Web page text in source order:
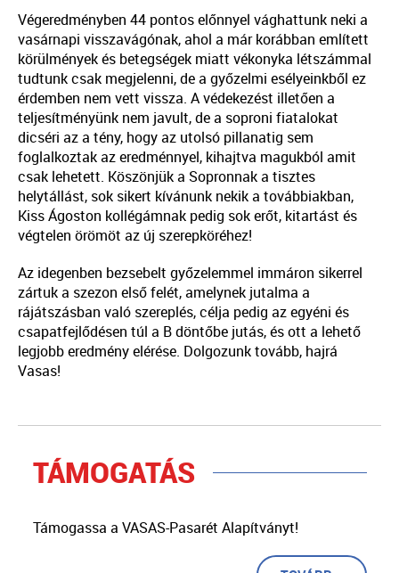
Végeredményben 44 pontos előnnyel vághattunk neki a
vasárnapi visszavágónak, ahol a már korábban említett
körülmények és betegségek miatt vékonyka létszámmal
tudtunk csak megjelenni, de a győzelmi esélyeinkből ez
érdemben nem vett vissza. A védekezést illetően a
teljesítményünk nem javult, de a soproni fiatalokat
dicséri az a tény, hogy az utolsó pillanatig sem
foglalkoztak az eredménnyel, kihajtva magukból amit
csak lehetett. Köszönjük a Sopronnak a tisztes
helytállást, sok sikert kívánunk nekik a továbbiakban,
Kiss Ágoston kollégámnak pedig sok erőt, kitartást és
végtelen örömöt az új szerepköréhez!
Az idegenben bezsebelt győzelemmel immáron sikerrel
zártuk a szezon első felét, amelynek jutalma a
rájátszásban való szereplés, célja pedig az egyéni és
csapatfejlődésen túl a B döntőbe jutás, és ott a lehető
legjobb eredmény elérése. Dolgozunk tovább, hajrá
Vasas!
TÁMOGATÁS
Támogassa a VASAS-Pasarét Alapítványt!